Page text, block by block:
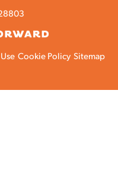
Cookie Policy Sitemap